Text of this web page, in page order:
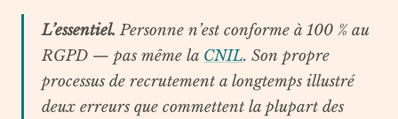
L’essentiel. Personne n’est conforme à 100 % au
RGPD — pas même la CNIL. Son propre
processus de recrutement a longtemps illustré
deux erreurs que commettent la plupart des